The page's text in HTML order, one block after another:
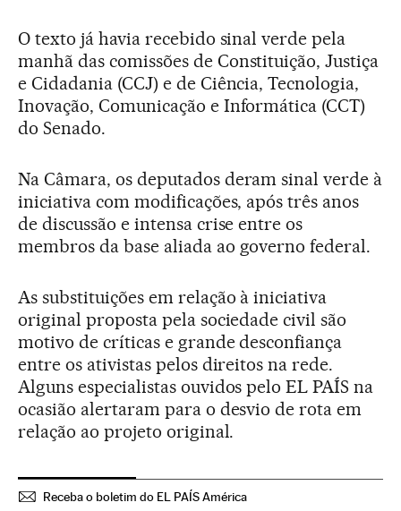
O texto já havia recebido sinal verde pela
manhã das comissões de Constituição, Justiça
e Cidadania (CCJ) e de Ciência, Tecnologia,
Inovação, Comunicação e Informática (CCT)
do Senado.
Na Câmara, os deputados deram sinal verde à
iniciativa com modificações, após três anos
de discussão e intensa crise entre os
membros da base aliada ao governo federal.
As substituições em relação à iniciativa
original proposta pela sociedade civil são
motivo de críticas e grande desconfiança
entre os ativistas pelos direitos na rede.
Alguns especialistas ouvidos pelo EL PAÍS na
ocasião alertaram para o desvio de rota em
relação ao projeto original.
Receba o boletim do EL PAÍS América